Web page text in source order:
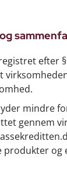
efter §
mindre
gennem
produkter og